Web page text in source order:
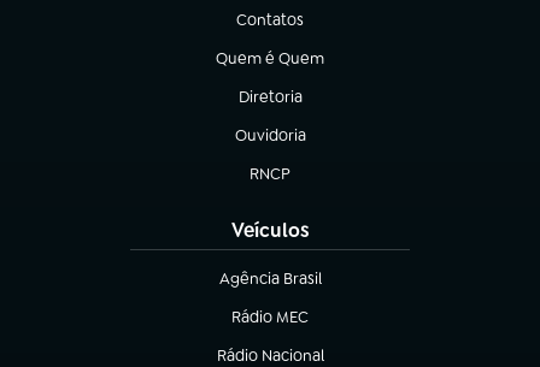
Contatos
(abre em nova aba)
Quem é Quem
(abre em nova aba)
Diretoria
(abre em nova aba)
Ouvidoria
(abre em nova aba)
RNCP
(abre em nova aba)
Veículos
Agência Brasil
(abre em nova aba)
Rádio MEC
(abre em nova aba)
Rádio Nacional